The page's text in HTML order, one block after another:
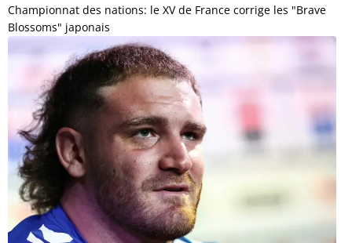
Championnat des nations: le XV de France corrige les "Brave
Blossoms" japonais